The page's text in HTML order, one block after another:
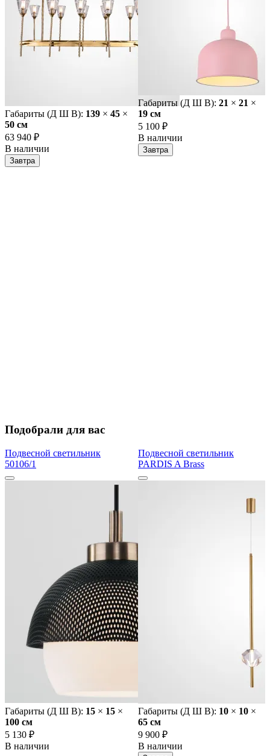
Габариты (Д Ш В): 139 × 45 ×
50 cм
63 940 ₽
В наличии
Завтра
Габариты (Д Ш В): 21 × 21 ×
19 cм
5 100 ₽
В наличии
Завтра
Подобрали для вас
Подвесной светильник
50106/1
Габариты (Д Ш В): 15 × 15 ×
100 cм
5 130 ₽
В наличии
Подвесной светильник
PARDIS A Brass
Габариты (Д Ш В): 10 × 10 ×
65 cм
9 900 ₽
В наличии